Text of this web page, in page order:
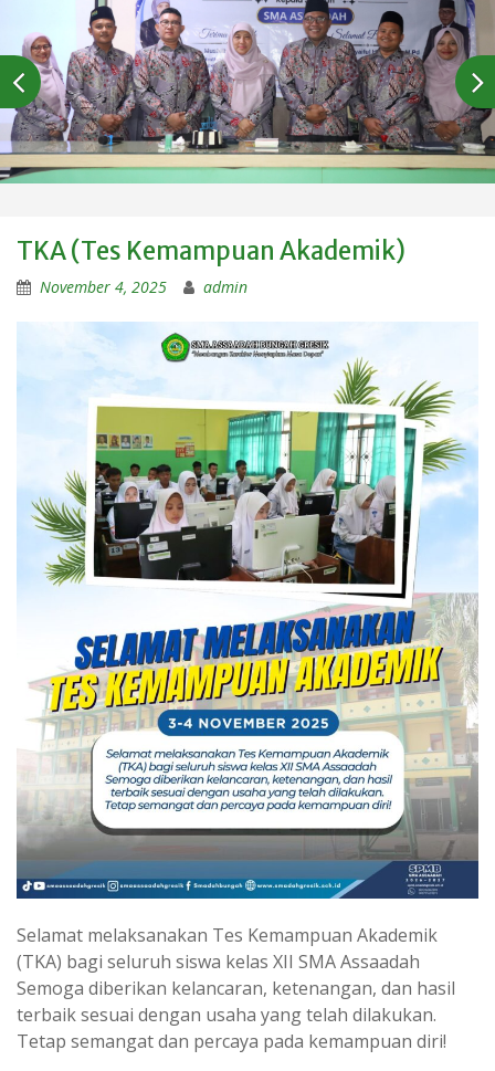
TKA (Tes Kemampuan Akademik)
November 4, 2025 admin
Selamat melaksanakan Tes Kemampuan Akademik
(TKA) bagi seluruh siswa kelas XII SMA Assaadah
Semoga diberikan kelancaran, ketenangan, dan hasil
terbaik sesuai dengan usaha yang telah dilakukan.
Tetap semangat dan percaya pada kemampuan diri!